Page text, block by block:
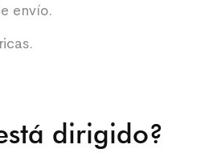
envío.
dirigido?